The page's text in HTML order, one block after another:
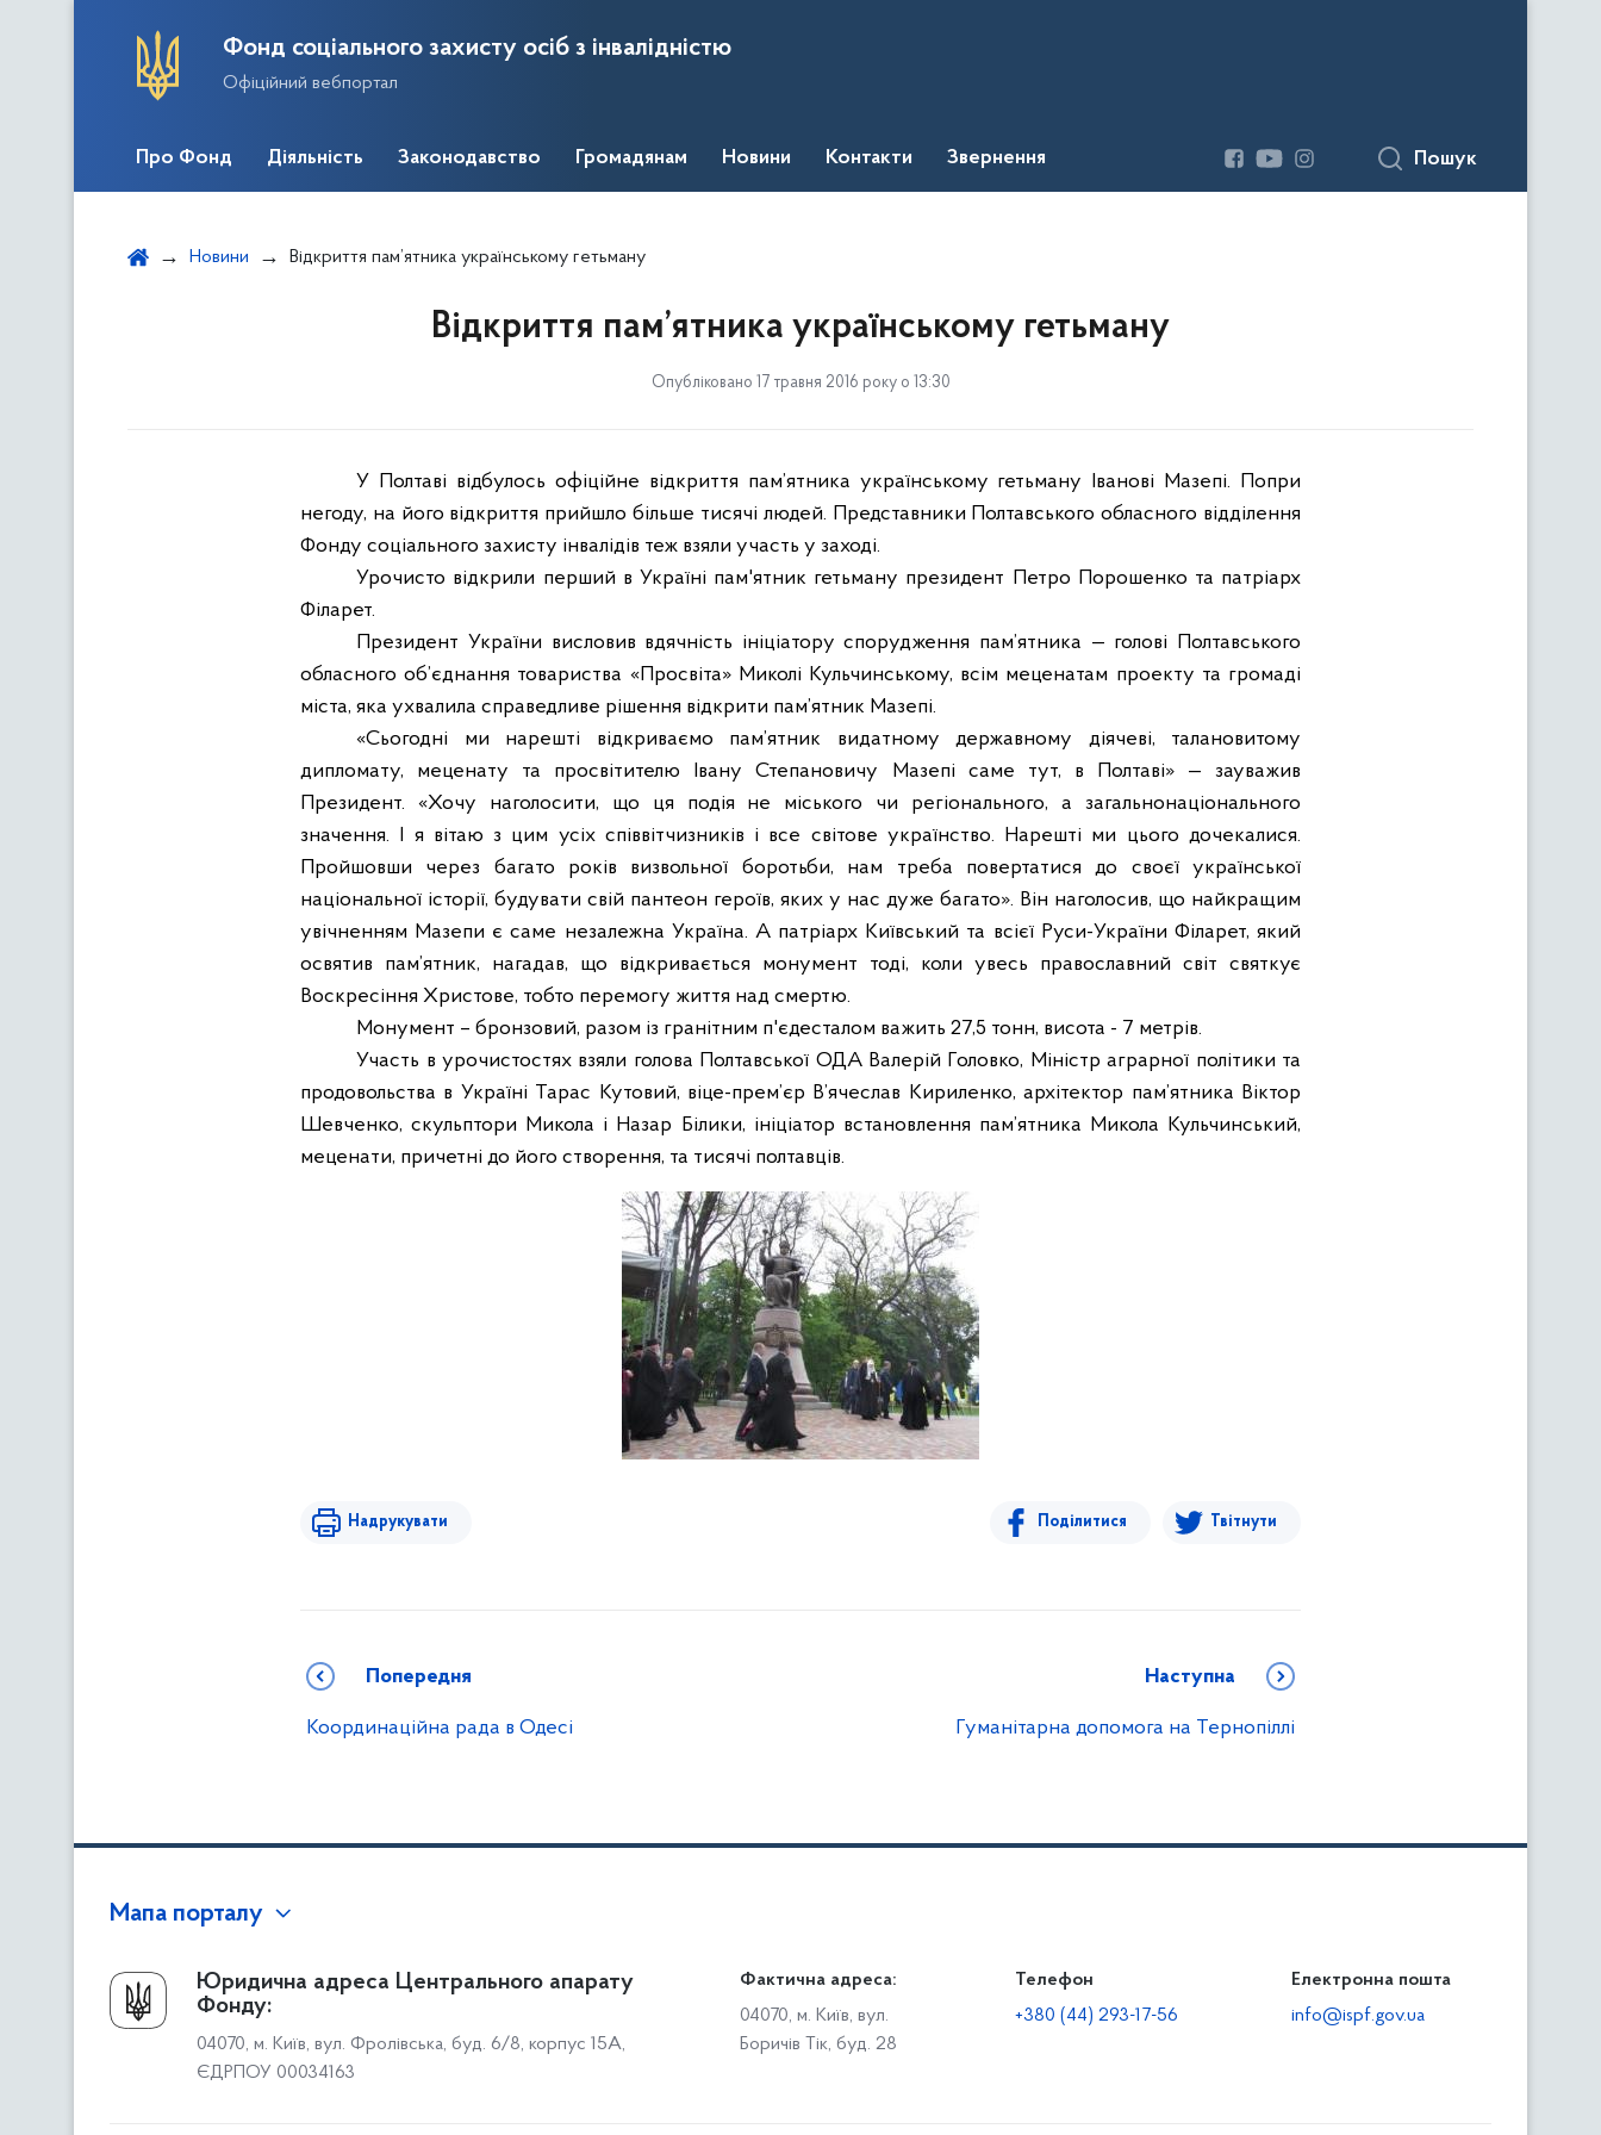
Фонд соціального захисту осіб з інвалідністю
Офіційний вебпортал
Про Фонд Діяльність Законодавство Громадянам Новини Контакти Звернення Пошук
Новини Відкриття пам’ятника українському гетьману
Відкриття пам’ятника українському гетьману
Опубліковано 17 травня 2016 року о 13:30
У Полтаві відбулось офіційне відкриття пам’ятника українському гетьману Іванові Мазепі. Попри
негоду, на його відкриття прийшло більше тисячі людей. Представники Полтавського обласного відділення
Фонду соціального захисту інвалідів теж взяли участь у заході.
Урочисто відкрили перший в Україні пам'ятник гетьману президент Петро Порошенко та патріарх
Філарет.
Президент України висловив вдячність ініціатору спорудження пам’ятника — голові Полтавського
обласного об’єднання товариства «Просвіта» Миколі Кульчинському, всім меценатам проекту та громаді
міста, яка ухвалила справедливе рішення відкрити пам’ятник Мазепі.
«Сьогодні ми нарешті відкриваємо пам’ятник видатному державному діячеві, талановитому
дипломату, меценату та просвітителю Івану Степановичу Мазепі саме тут, в Полтаві» — зауважив
Президент. «Хочу наголосити, що ця подія не міського чи регіонального, а загальнонаціонального
значення. І я вітаю з цим усіх співвітчизників і все світове українство. Нарешті ми цього дочекалися.
Пройшовши через багато років визвольної боротьби, нам треба повертатися до своєї української
національної історії, будувати свій пантеон героїв, яких у нас дуже багато». Він наголосив, що найкращим
увічненням Мазепи є саме незалежна Україна. А патріарх Київський та всієї Руси-України Філарет, який
освятив пам’ятник, нагадав, що відкривається монумент тоді, коли увесь православний світ святкує
Воскресіння Христове, тобто перемогу життя над смертю.
Монумент – бронзовий, разом із гранітним п'єдесталом важить 27,5 тонн, висота - 7 метрів.
Участь в урочистостях взяли голова Полтавської ОДА Валерій Головко, Міністр аграрної політики та
продовольства в Україні Тарас Кутовий, віце-прем’єр В’ячеслав Кириленко, архітектор пам’ятника Віктор
Шевченко, скульптори Микола і Назар Білики, ініціатор встановлення пам’ятника Микола Кульчинський,
меценати, причетні до його створення, та тисячі полтавців.
Надрукувати Поділитися Твітнути
Попередня
Координаційна рада в Одесі
Наступна
Гуманітарна допомога на Тернопіллі
Мапа порталу
Про Фонд
Керівництво
Структура Фонду
Територіальні відділення
Громадянам
Доступ до публічної інформації
Звіти щодо роботи із запитами на отримання публічної
Діяльність
Роботодавцям
Юридична адреса Центрального апарату
Фонду:
04070, м. Київ, вул. Фролівська, буд. 6/8, корпус 15А,
ЄДРПОУ 00034163
Фактична адреса:
04070, м. Київ, вул.
Боричів Тік, буд. 28
Телефон
+380 (44) 293-17-56
Електронна пошта
info@ispf.gov.ua